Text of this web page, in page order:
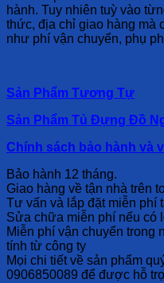
hành. Tuy nhiên tuỳ vào
thức, địa chỉ giao hàng mà
như phí vận chuyển, phụ
Sản Phẩm Tương Tự
Sản Phẩm Tủ Đựng Đồ
Chính sách bảo hành và
Bảo hành 12 tháng.
Giao hàng về tận nhà trên
Tư vấn và lắp đặt miễn phí
Sửa chữa miễn phí nếu có
Miễn phí vận chuyển trong
tính từ công ty
Mọi chi tiết về sản phẩm
0906850089 để được hỗ